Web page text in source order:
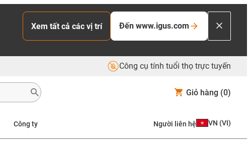
Xem tất cả các vị trí Đến www.igus.com
Công cụ tính tuổi thọ trực tuyến
Giỏ hàng (0)
Công ty Người liên hệ VN (VI)